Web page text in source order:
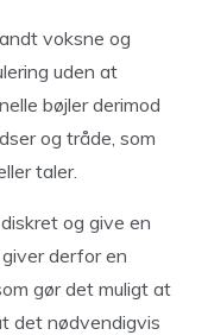
voksne og
uden at
bøjler derimod
og tråde, som
taler.
og give en
derfor en
gør det muligt at
det nødvendigvis